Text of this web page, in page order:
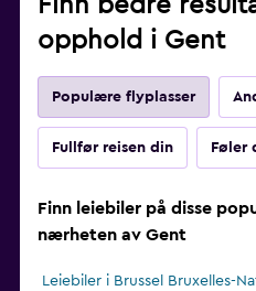
Finn bedre
opphold i Gent
Populære flyplasser
Fullfør reisen din Føler
Finn leiebiler på disse
nærheten av Gent
Leiebiler i Brussel Bruxelles-